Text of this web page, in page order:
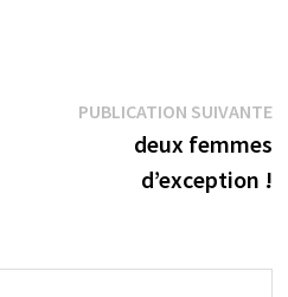
PUBLICATION SUIVANTE
deux femmes
d’exception !